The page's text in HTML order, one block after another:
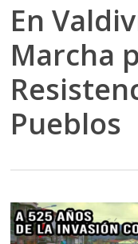
En
Marcha
Pueblos